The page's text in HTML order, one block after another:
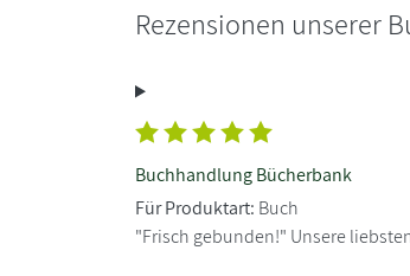
Rezensionen unserer
Buchhandlung Bücherbank
Für Produktart: Buch
"Frisch gebunden!" Unsere